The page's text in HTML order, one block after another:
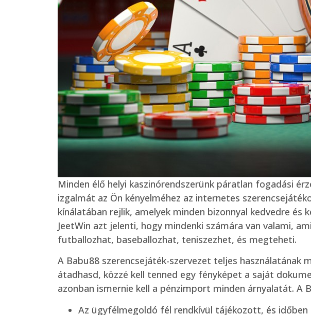
Minden élő helyi kaszinórendszerünk páratlan fogadási
izgalmát az Ön kényelméhez az internetes
kínálatában rejlik, amelyek minden bizonnyal kedvedre
JeetWin azt jelenti, hogy mindenki számára van valami,
futballozhat, baseballozhat, teniszezhet, és megteheti.
A Babu88 szerencsejáték-szervezet teljes használatának
átadhasd, közzé kell tenned egy fényképet a saját
azonban ismernie kell a pénzimport minden árnyalatát.
Az ügyfélmegoldó fél rendkívül tájékozott, és